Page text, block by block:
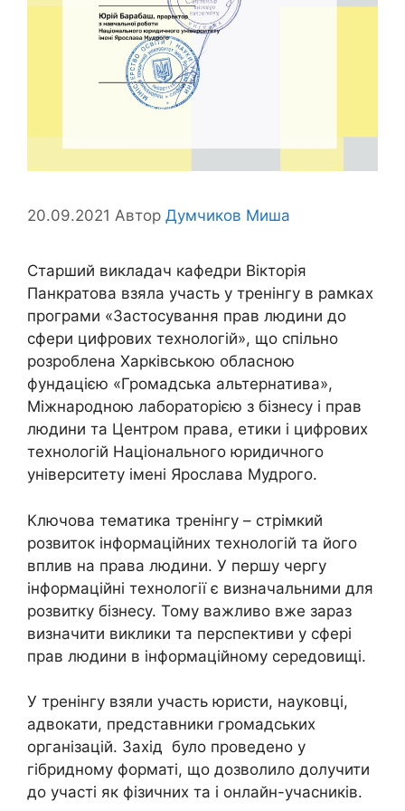
20.09.2021 Автор Думчиков Миша
Старший викладач кафедри Вікторія
Панкратова взяла участь у тренінгу в рамках
програми «Застосування прав людини до
сфери цифрових технологій», що спільно
розроблена Харківською обласною
фундацією «Громадська альтернатива»,
Міжнародною лабораторією з бізнесу і прав
людини та Центром права, етики і цифрових
технологій Національного юридичного
університету імені Ярослава Мудрого.
Ключова тематика тренінгу – стрімкий
розвиток інформаційних технологій та його
вплив на права людини. У першу чергу
інформаційні технології є визначальними для
розвитку бізнесу. Тому важливо вже зараз
визначити виклики та перспективи у сфері
прав людини в інформаційному середовищі.
У тренінгу взяли участь юристи, науковці,
адвокати, представники громадських
організацій. Захід було проведено у
гібридному форматі, що дозволило долучити
до участі як фізичних та і онлайн-учасників.